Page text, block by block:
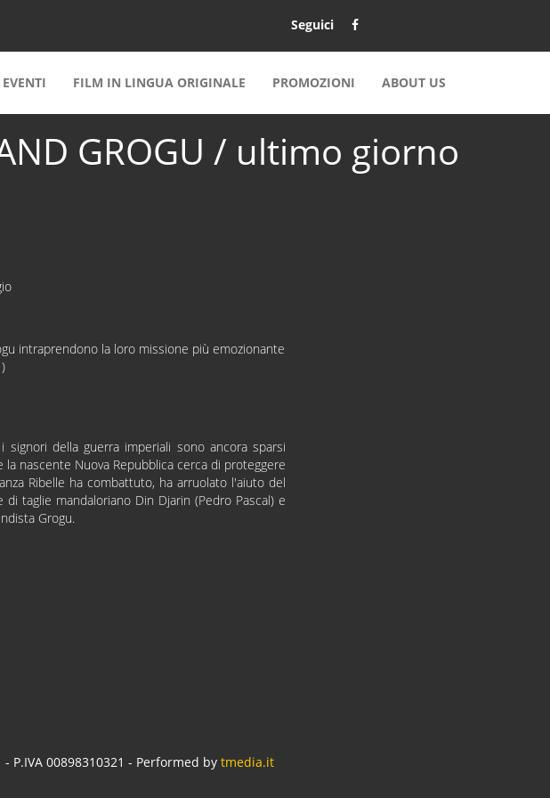
Seguici
EVENTI FILM IN LINGUA ORIGINALE PROMOZIONI ABOUT US
GROGU / ultimo giorno
intraprendono la loro missione più emozionante
signori della guerra imperiali sono ancora sparsi
la nascente Nuova Repubblica cerca di proteggere
Ribelle ha combattuto, ha arruolato l'aiuto del
di taglie mandaloriano Din Djarin (Pedro Pascal) e
Grogu.
P.IVA 00898310321 - Performed by tmedia.it